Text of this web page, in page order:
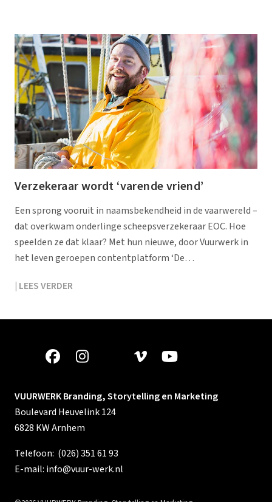
Verzekeraar wordt ‘varende vriend’
Een sprong vooruit in naamsbekendheid in de vaarwereld –
dat overkwam onderlinge scheepsverzekeraar EOC. Hoe
speelden ze dat klaar? Met hun nieuwe, door Vuurwerk in
het leven geroepen contentplatform ‘De…
| LEES VERDER
VUURWERK Branding, Storytelling en Marketing
Boulevard Heuvelink 124
6828 KW Arnhem
Telefoon: (026) 351 61 93
E-mail: info@vuur-werk.nl